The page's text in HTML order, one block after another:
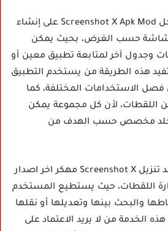
تساعد ميزة الجداول داخل Screenshot X Apk Mod على إنشاء
الشاشة حسب الغرض، بحيث يمكن
آخر لمتابعة تطبيق معين أو
هذه الطريقة من يستخدم التطبيق
الاستخدامات المختلفة، كما
اللقطات، لأن كل مجموعة يمكن
مخصص حسب الهدف من
ومن الأشياء العملية بعد تنزيل Screenshot X مهكر اخر اصدار
اللقطات، حيث يستطيع المستخدم
والبحث بينها وتعديلها أو نقلها
الخدمة من لا يريد الاعتماد على